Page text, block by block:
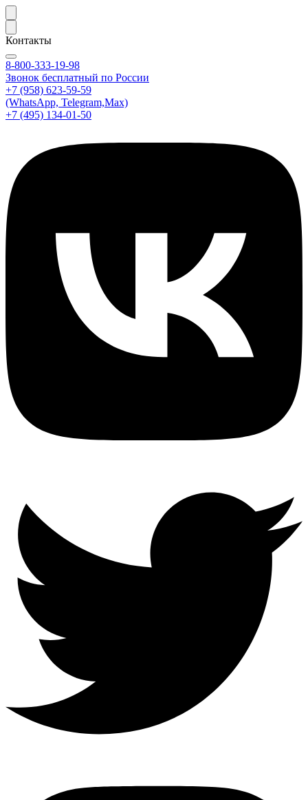
Контакты
8-800-333-19-98
Звонок бесплатный по России
+7 (958) 623-59-59
(WhatsApp, Telegram,Max)
+7 (495) 134-01-50